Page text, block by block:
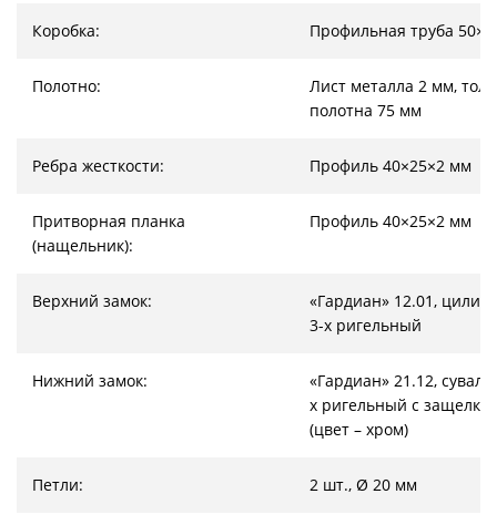
Коробка: Профильная труба
Полотно:
Лист металла 2 мм,
полотна 75 мм
Ребра жесткости: Профиль 40×25×2 мм
Притворная планка
(нащельник):
Профиль 40×25×2 мм
Верхний замок:
«Гардиан» 12.01,
3-х ригельный
Нижний замок:
«Гардиан» 21.12,
х ригельный с
(цвет – хром)
Петли: 2 шт., Ø 20 мм